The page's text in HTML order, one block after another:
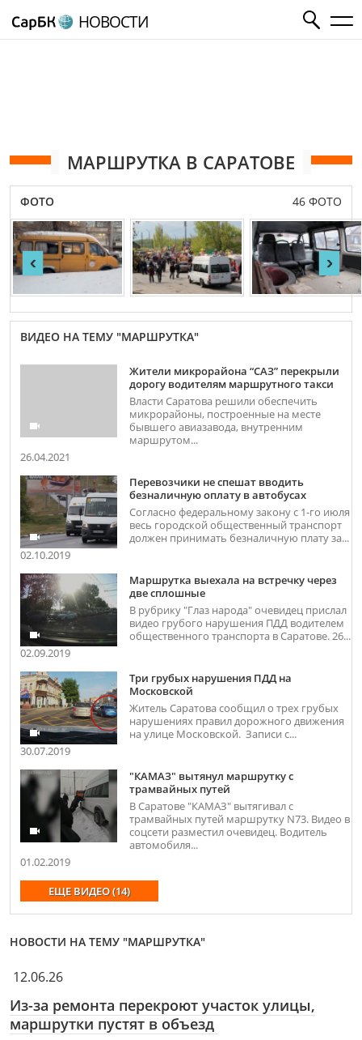
НОВОСТИ
МАРШРУТКА В САРАТОВЕ
ФОТО 46 ФОТО
‹ ›
ВИДЕО НА ТЕМУ "МАРШРУТКА"
Жители микрорайона “САЗ” перекрыли
дорогу водителям маршрутного такси
Власти Саратова решили обеспечить
микрорайоны, построенные на месте
бывшего авиазавода, внутренним
маршрутом...
26.04.2021
Перевозчики не спешат вводить
безналичную оплату в автобусах
Согласно федеральному закону с 1-го июля
весь городской общественный транспорт
должен принимать безналичную плату за...
02.10.2019
Маршрутка выехала на встречку через
две сплошные
В рубрику "Глаз народа" очевидец прислал
видео грубого нарушения ПДД водителем
общественного транспорта в Саратове. 26...
02.09.2019
Три грубых нарушения ПДД на
Московской
Житель Саратова сообщил о трех грубых
нарушениях правил дорожного движения
на улице Московской. Записи с...
30.07.2019
"КАМАЗ" вытянул маршрутку с
трамвайных путей
В Саратове "КАМАЗ" вытягивал с
трамвайных путей маршрутку N73. Видео в
соцсети разместил очевидец. Водитель
автомобиля...
01.02.2019
ЕЩЕ ВИДЕО (14)
НОВОСТИ НА ТЕМУ "МАРШРУТКА"
12.06.26
Из-за ремонта перекроют участок улицы,
маршрутки пустят в объезд